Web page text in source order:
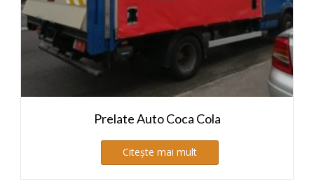
Prelate Auto Coca Cola
Citește mai mult